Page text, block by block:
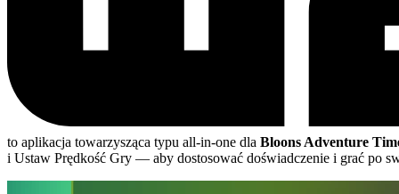
to aplikacja towarzysząca typu all-in-one dla Bloons Adventure
i Ustaw Prędkość Gry — aby dostosować doświadczenie i grać po